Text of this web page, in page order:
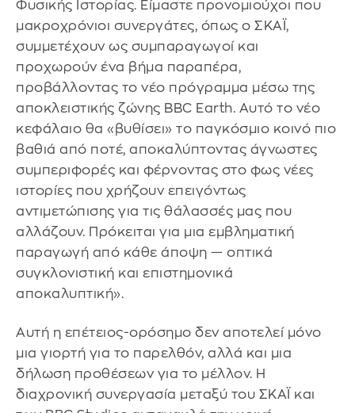
Φυσικής Ιστορίας. Είμαστε προνομιούχοι που
μακροχρόνιοι συνεργάτες, όπως ο ΣΚΑΪ,
συμμετέχουν ως συμπαραγωγοί και
προχωρούν ένα βήμα παραπέρα,
προβάλλοντας το νέο πρόγραμμα μέσω της
αποκλειστικής ζώνης BBC Earth. Αυτό το νέο
κεφάλαιο θα «βυθίσει» το παγκόσμιο κοινό πιο
βαθιά από ποτέ, αποκαλύπτοντας άγνωστες
συμπεριφορές και φέρνοντας στο φως νέες
ιστορίες που χρήζουν επειγόντως
αντιμετώπισης για τις θάλασσές μας που
αλλάζουν. Πρόκειται για μια εμβληματική
παραγωγή από κάθε άποψη — οπτικά
συγκλονιστική και επιστημονικά
αποκαλυπτική».
Αυτή η επέτειος-ορόσημο δεν αποτελεί μόνο
μια γιορτή για το παρελθόν, αλλά και μια
δήλωση προθέσεων για το μέλλον. Η
διαχρονική συνεργασία μεταξύ του ΣΚΑΪ και